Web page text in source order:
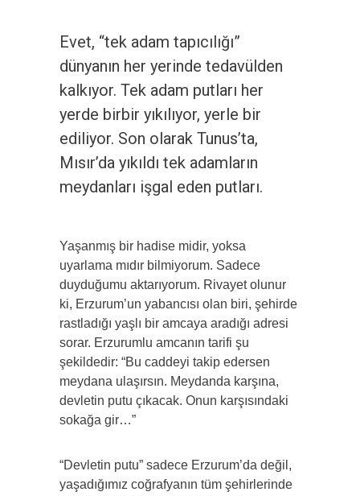
Evet, “tek adam tapıcılığı”
dünyanın her yerinde tedavülden
kalkıyor. Tek adam putları her
yerde birbir yıkılıyor, yerle bir
ediliyor. Son olarak Tunus’ta,
Mısır’da yıkıldı tek adamların
meydanları işgal eden putları.
Yaşanmış bir hadise midir, yoksa
uyarlama mıdır bilmiyorum. Sadece
duyduğumu aktarıyorum. Rivayet olunur
ki, Erzurum’un yabancısı olan biri, şehirde
rastladığı yaşlı bir amcaya aradığı adresi
sorar. Erzurumlu amcanın tarifi şu
şekildedir: “Bu caddeyi takip edersen
meydana ulaşırsın. Meydanda karşına,
devletin putu çıkacak. Onun karşısındaki
sokağa gir…”
“Devletin putu” sadece Erzurum’da değil,
yaşadığımız coğrafyanın tüm şehirlerinde